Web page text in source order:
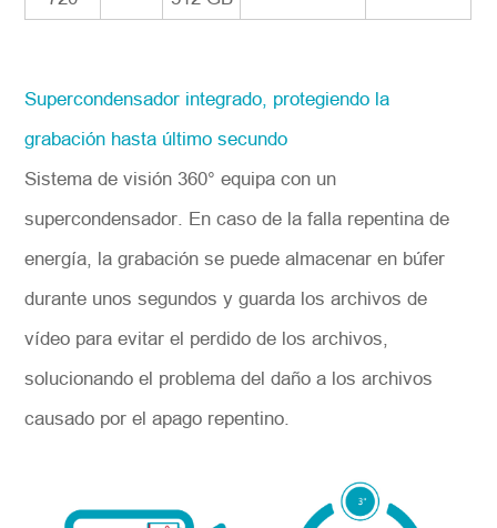
Supercondensador integrado, protegiendo la
grabación hasta último secundo
Sistema de visión 360° equipa con un
supercondensador. En caso de la falla repentina de
energía, la grabación se puede almacenar en búfer
durante unos segundos y guarda los archivos de
vídeo para evitar el perdido de los archivos,
solucionando el problema del daño a los archivos
causado por el apago repentino.